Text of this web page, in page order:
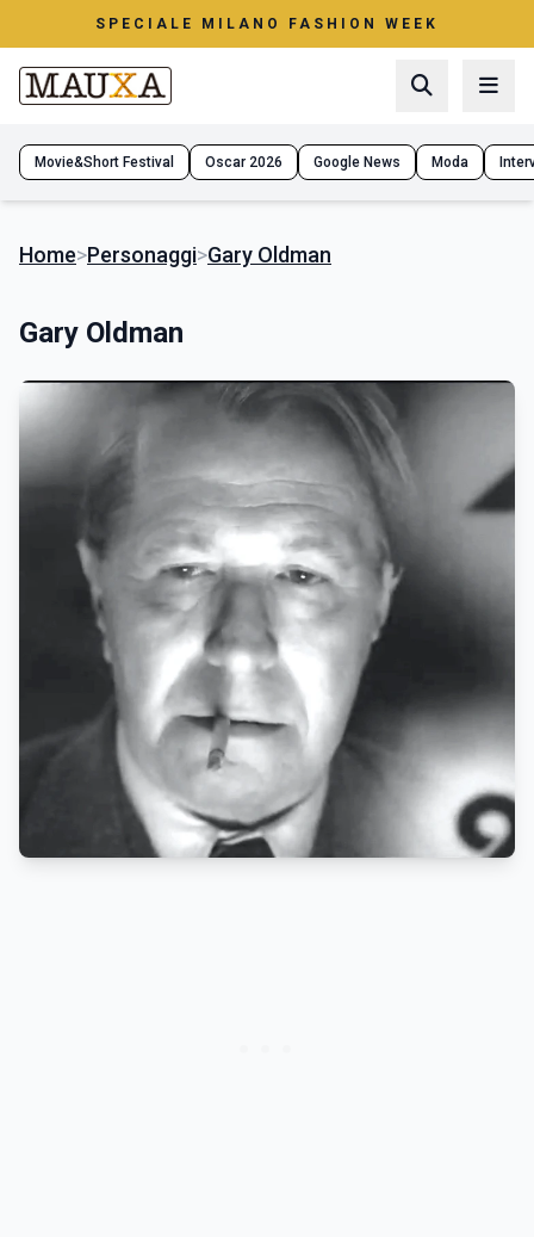
SPECIALE MILANO FASHION WEEK
Movie&Short Festival Oscar 2026 Google News Moda
Home>Personaggi>Gary Oldman
Gary Oldman